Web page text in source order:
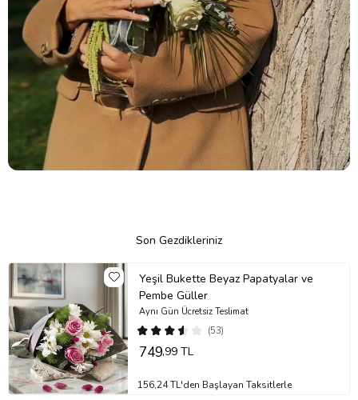
Son Gezdikleriniz
Yeşil Bukette Beyaz Papatyalar ve
Pembe Güller
(53)
Aynı Gün Ücretsiz Teslimat
749,99 TL
156,24 TL'den Başlayan Taksitlerle